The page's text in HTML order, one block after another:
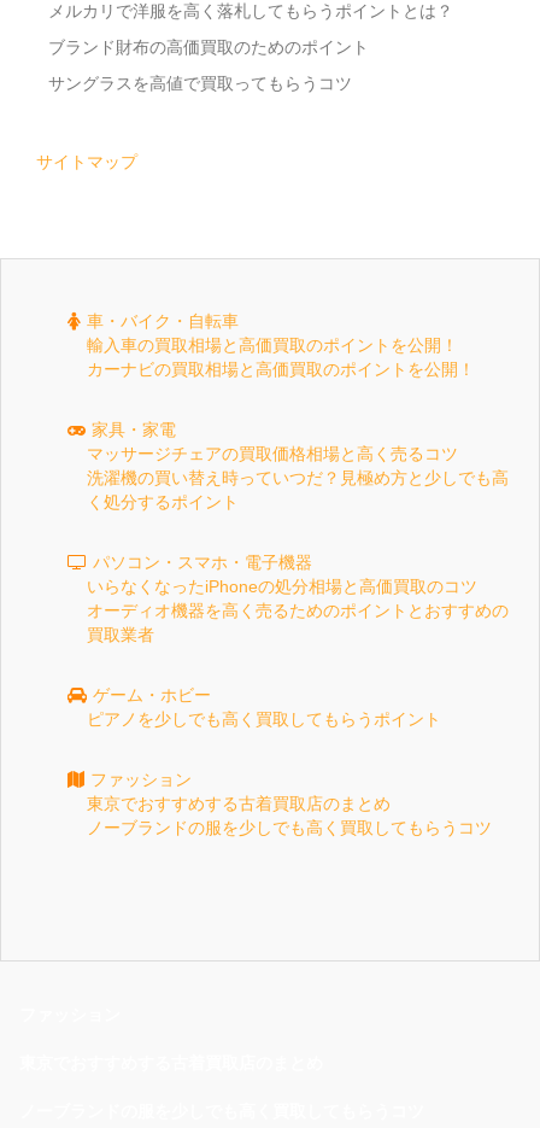
メルカリで洋服を高く落札してもらうポイントとは？
ブランド財布の高価買取のためのポイント
サングラスを高値で買取ってもらうコツ
サイトマップ
車・バイク・自転車
輸入車の買取相場と高価買取のポイントを公開！
カーナビの買取相場と高価買取のポイントを公開！
家具・家電
マッサージチェアの買取価格相場と高く売るコツ
洗濯機の買い替え時っていつだ？見極め方と少しでも高
く処分するポイント
パソコン・スマホ・電子機器
いらなくなったiPhoneの処分相場と高価買取のコツ
オーディオ機器を高く売るためのポイントとおすすめの
買取業者
ゲーム・ホビー
ピアノを少しでも高く買取してもらうポイント
ファッション
東京でおすすめする古着買取店のまとめ
ノーブランドの服を少しでも高く買取してもらうコツ